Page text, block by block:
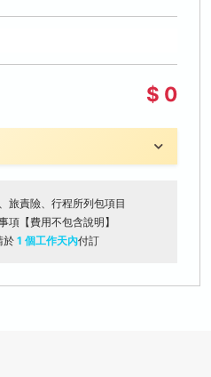
$ 0
旅責險、行程所列包項目
項【費用不包含說明】
於 1 個工作天內付訂